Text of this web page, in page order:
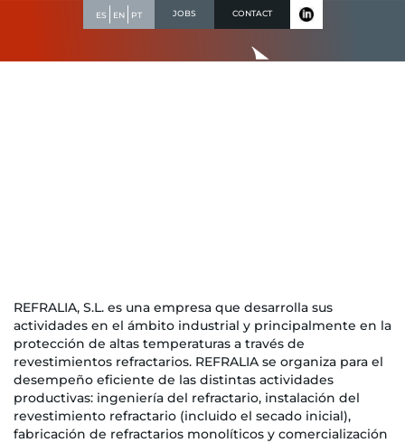
ES EN PT JOBS CONTACT
REFRALIA, S.L. es una empresa que desarrolla sus
actividades en el ámbito industrial y principalmente en la
protección de altas temperaturas a través de
revestimientos refractarios. REFRALIA se organiza para el
desempeño eficiente de las distintas actividades
productivas: ingeniería del refractario, instalación del
revestimiento refractario (incluido el secado inicial),
fabricación de refractarios monolíticos y comercialización